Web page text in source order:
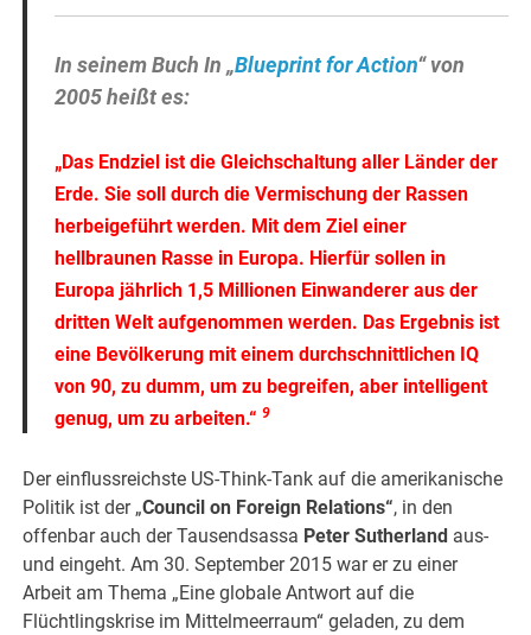
In seinem Buch In „Blueprint for Action“ von
2005 heißt es:
„Das Endziel ist die Gleichschaltung aller Länder der
Erde. Sie soll durch die Vermischung der Rassen
herbeigeführt werden. Mit dem Ziel einer
hellbraunen Rasse in Europa. Hierfür sollen in
Europa jährlich 1,5 Millionen Einwanderer aus der
dritten Welt aufgenommen werden. Das Ergebnis ist
eine Bevölkerung mit einem durchschnittlichen IQ
von 90, zu dumm, um zu begreifen, aber intelligent
genug, um zu arbeiten.“ 9
Der einflussreichste US-Think-Tank auf die amerikanische
Politik ist der „Council on Foreign Relations“, in den
offenbar auch der Tausendsassa Peter Sutherland aus-
und eingeht. Am 30. September 2015 war er zu einer
Arbeit am Thema „Eine globale Antwort auf die
Flüchtlingskrise im Mittelmeerraum“ geladen, zu dem